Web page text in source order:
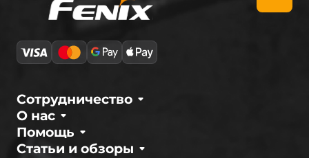
О нас
Сотрудничество
Статьи и обзоры
Помощь